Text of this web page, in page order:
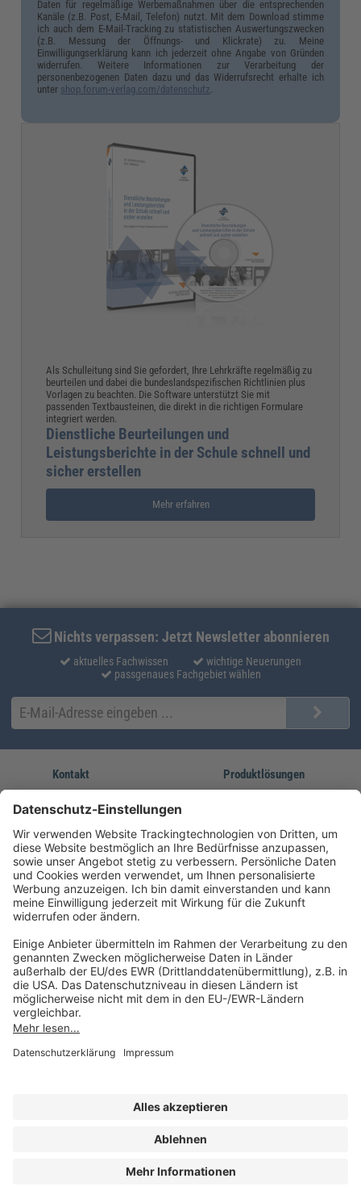
Daten für regelmäßige Werbemaßnahmen über die entsprechenden
Kanäle (z.B. Post, E-Mail, Telefon) nutzt. Mit dem Download stimme
ich auch dem E-Mail-Tracking zu statistischen Auswertungszwecken
(z.B. Messung der Öffnungs- und Klickrate) zu. Meine
Einwilligungserklärung kann ich jederzeit ohne Angabe von Gründen
widerrufen. Weitere Informationen zur Verarbeitung der
personenbezogenen Daten dazu und das Widerrufsrecht erhalte ich
unter shop.forum-verlag.com/datenschutz
Als Schulleitung sind Sie gefordert, Ihre Lehrkräfte regelmäßig zu
beurteilen und dabei die bundeslandspezifischen Richtlinien plus
Vorlagen zu beachten. Die Software unterstützt Sie mit
passenden Textbausteinen, die direkt in die richtigen Formulare
integriert werden.
Dienstliche Beurteilungen und
Leistungsberichte in der Schule schnell und
sicher erstellen
Mehr erfahren
Nichts verpassen: Jetzt Newsletter abonnieren
aktuelles Fachwissen
wichtige Neuerungen
passgenaues Fachgebiet wählen
Kontakt
service@forum-verlag.com
Mo-Do 07:30 - 17:00 Uhr
Fr 07:30 - 15:00 Uhr
Produktlösungen
Unsere Marken
Folgen Sie uns
Impressum
Datenschutz